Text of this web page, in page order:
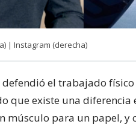
| Instagram (derecha)
defendió el trabajado
que existe una diferencia
músculo para un papel, y